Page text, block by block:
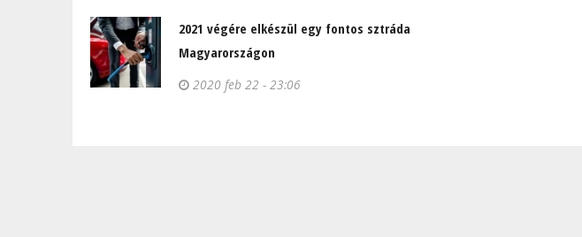
2021 végére elkészül egy fontos sztráda
Magyarországon
2020 feb 22 - 23:06